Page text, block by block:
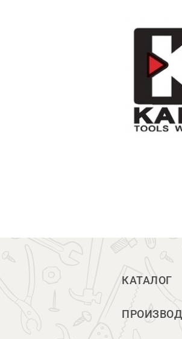
КАТАЛОГ